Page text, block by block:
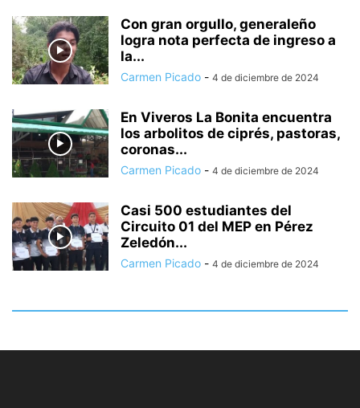
Con gran orgullo, generaleño
logra nota perfecta de ingreso a
la...
Carmen Picado - 4 de diciembre de 2024
En Viveros La Bonita encuentra
los arbolitos de ciprés, pastoras,
coronas...
Carmen Picado - 4 de diciembre de 2024
Casi 500 estudiantes del
Circuito 01 del MEP en Pérez
Zeledón...
Carmen Picado - 4 de diciembre de 2024